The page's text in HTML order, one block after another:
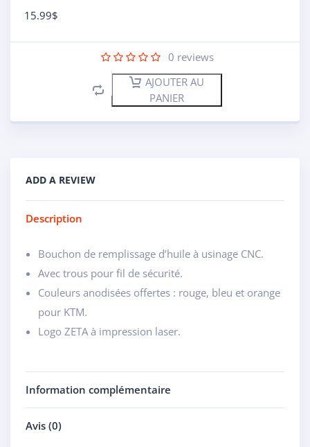
15.99$
0 reviews
AJOUTER AU
PANIER
ADD A REVIEW
Description
Bouchon de remplissage d’huile à usinage CNC.
Avec trous pour fil de sécurité.
Couleurs anodisées offertes : rouge, bleu et orange
pour KTM.
Logo ZETA à impression laser.
Information complémentaire
Avis (0)